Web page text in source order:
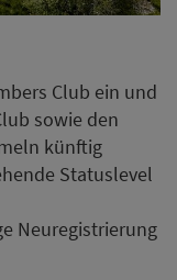
Club ein und
sowie den
künftig
Statuslevel
Neuregistrierung